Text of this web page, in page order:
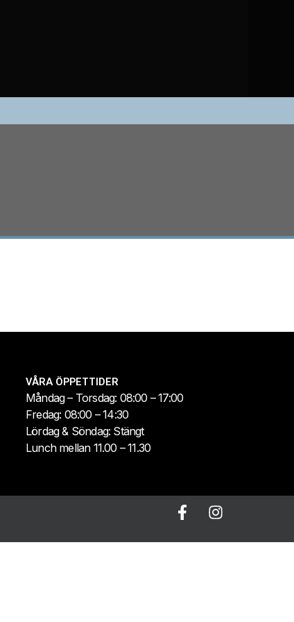
VÅRA ÖPPETTIDER
Måndag – Torsdag: 08:00 – 17:00
Fredag: 08:00 – 14:30
Lördag & Söndag: Stängt
Lunch mellan 11.00 – 11.30